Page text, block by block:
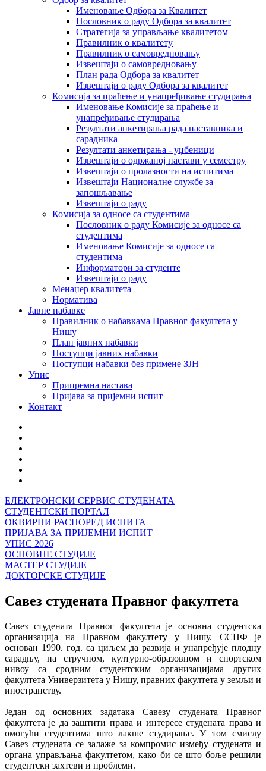
Именовање Одбора за Квалитет
Пословник о раду Одбора за квалитет
Стратегија за управљање квалитетом
Правилник о квалитету
Правилник о самовредновању
Извештаји о самовредновању
План рада Одбора за квалитет
Извештаји о раду Одбора за квалитет
Комисија за праћење и унапређивање студирања
Именовање Комисије за праћење и
унапређивање студирања
Резултати анкетирања рада наставника и
сарадника
Резултати анкетирања - уџбеници
Извештаји о одржаној настави у семестру
Извештаји о пролазности на испитима
Извештаји Националне службе за
запошљавање
Извештаји о раду
Комисија за односе са студентима
Пословник о раду Комисије за односе са
студентима
Именовање Комисије за односе са
студентима
Информатори за студенте
Извештаји о раду
Менаџер квалитета
Норматива
Јавне набавке
Правилник о набавкама Правног факултета у
Нишу
План јавних набавки
Поступци јавних набавки
Поступци набавки без примене ЗЈН
Упис
Припремна настава
Пријава за пријемни испит
Контакт
ЕЛЕКТРОНСКИ СЕРВИС СТУДЕНАТА
СТУДЕНТСКИ ПОРТАЛ
ОКВИРНИ РАСПОРЕД ИСПИТА
ПРИЈАВА ЗА ПРИЈЕМНИ ИСПИТ
УПИС 2026
ОСНОВНЕ СТУДИЈЕ
МАСТЕР СТУДИЈЕ
ДОКТОРСКЕ СТУДИЈЕ
Савез студената Правног факултета
Савез студената Правног факултета је основна студентска
организација на Правном факултету у Нишу. ССПФ је
основан 1990. год. са циљем да развија и унапређује плодну
сарадњу, на стручном, културно-образовном и спортском
нивоу са сродним студентским организацијама других
факултета Универзитета у Нишу, правних факултета у земљи и
иностранству.
Један од основних задатака Савезу студената Правног
факултета је да заштити права и интересе студената права и
омогући студентима што лакше студирање. У том смислу
Савез студената се залаже за компромис између студената и
органа управљања факултетом, како би се што боље решили
студентски захтеви и проблеми.